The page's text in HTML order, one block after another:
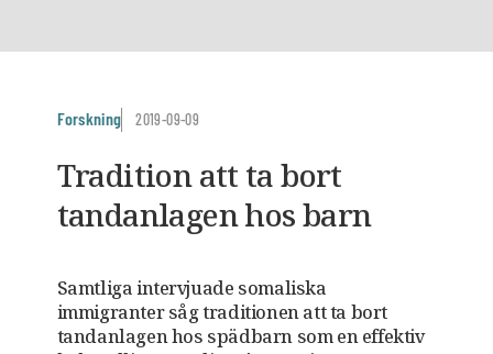
Forskning 2019-09-09
Tradition att ta bort
tandanlagen hos barn
Samtliga intervjuade somaliska
immigranter såg traditionen att ta bort
tandanlagen hos spädbarn som en effektiv